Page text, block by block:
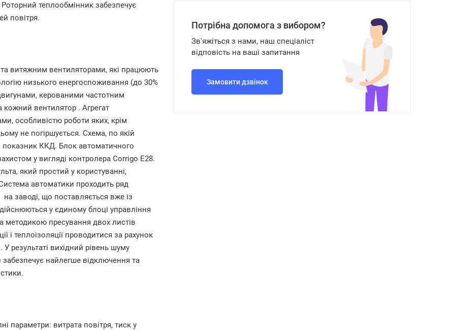
Роторний теплообмінник забезпечує
повітря.
витяжним вентиляторами, які працюють
низького енергоспоживання (до 30%
керованими частотним
кожний вентилятор . Агрегат
особливістю роботи яких, крім
не погіршується. Схема, по якій
ККД. Блок автоматичного
у вигляді контролера Corrigo E28.
який простий у користуванні,
автоматики проходить ряд
на заводі, що поставляється вже із
у єдиному блоці управління
методикою пресування двох листів
теплоізоляції проводитися за рахунок
результаті вихідний рівень шуму
забезпечує найлегше відключення та
параметри: витрата повітря, тиск у
Потрібна допомога з вибором?
Зв'яжіться з нами, наш спеціаліст
відповість на ваші запитання
Замовити дзвінок